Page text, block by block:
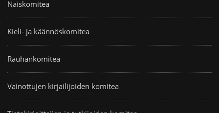
Naiskomitea
Kieli- ja käännöskomitea
Rauhankomitea
Vainottujen kirjailijoiden komitea